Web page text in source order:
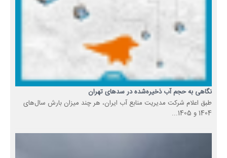
نگاهی به حجم آب ذخیره‌شده در سدهای تهران
طبق اعلام شرکت مدیریت منابع آب ایران، هر چند میزان بارش سال‌های
1404 و 1405...